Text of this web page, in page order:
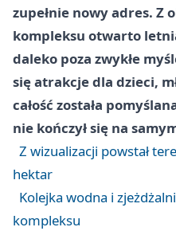
zupełnie nowy adres. Z
kompleksu otwarto
daleko poza zwykłe
się atrakcje dla dzieci,
całość została
nie kończył się na
Z wizualizacji powstał
hektar
Kolejka wodna i
kompleksu